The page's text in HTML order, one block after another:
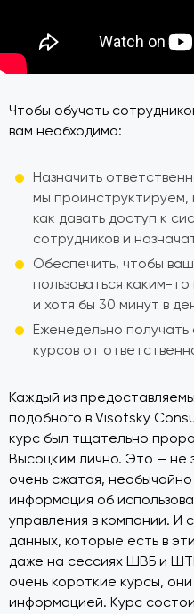
Чтобы обучать
вам необходимо:
Назначить
мы проинструктируем,
как давать доступ к
сотрудников и
Обеспечить, чтобы
пользоваться каким-
и хотя бы 30 минут в
Еженедельно
курсов от
Каждый из
подобного в Visotsky
курс был тщательно
Высоцким лично. Это — не
очень сжатая,
информация об
управления в компании. И
данных, которые есть в
даже на сессиях ШВБ и
очень короткие курсы,
информацией. Курс